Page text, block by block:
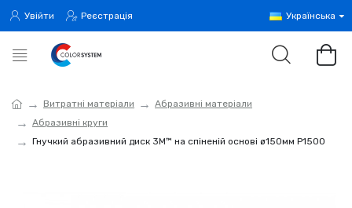
Увійти Реєстрація Українська
Витратні матеріали
Абразивні матеріали
Абразивні круги
Гнучкий абразивний диск 3M™ на спіненій основі ø150мм P1500